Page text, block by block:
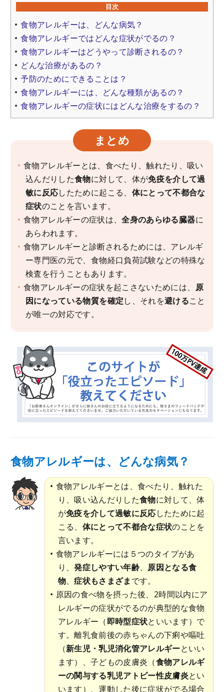
目次
食物アレルギーは、どんな病気？
食物アレルギーではどんな症状がでるの？
食物アレルギーはどうやって診断されるの？
どんな治療があるの？
予防のためにできることは？
食物アレルギーには、どんな種類があるの？
食物アレルギーの症状にはどんな治療をするの？
まとめ
食物アレルギーとは、食べたり、触れたり、吸い
込んだりした食物に対して、体が免疫を介して過
敏に反応したために起こる、 体にとって不都合な
症状のことを言います。
食物アレルギーの症状は、全身のあらゆる臓器に
あらわれます。
食物アレルギーと診断されるためには、アレルギ
ー専門医の元で、食物経口負荷試験などの特殊な
検査を行うこともあります。
食物アレルギーの症状を起こさないためには、 原
因になっている物質を確定し、それを避けること
が唯一の対応です。
食物アレルギーは、どんな病気？
食物アレルギーとは、食べたり、触れた
り、吸い込んだりした食物に対して、体
が免疫を介して過敏に反応したために起
こる、 体にとって不都合な症状のことを
言います。
食物アレルギーには５つのタイプがあ
り、発症しやすい年齢、 原因となる食
物、症状もさまざまです。
原因の食べ物を摂った後、2時間以内にア
レルギーの症状がでるのが典型的な食物
アレルギー（即時型症状といいます）で
す。離乳食前後の赤ちゃんの下痢や嘔吐
（新生児・乳児消化管アレルギーといい
ます）、子どもの皮膚炎（食物アレルギ
ーの関与する乳児アトピー性皮膚炎とい
います）、運動した後に症状がでる場合